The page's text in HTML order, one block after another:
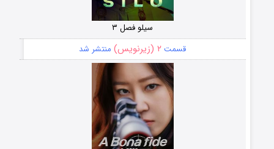
سیلو فصل ۳
قسمت ۲ (زیرنویس) منتشر شد